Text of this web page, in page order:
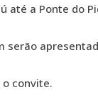
até a Ponte do
serão
o convite.